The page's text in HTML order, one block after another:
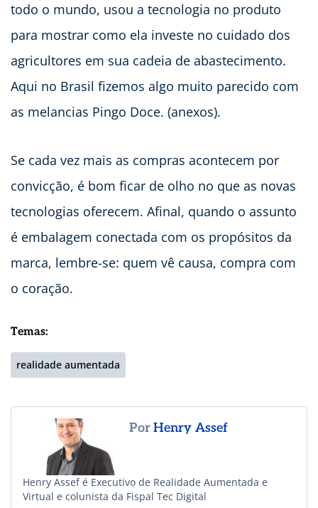
todo o mundo, usou a tecnologia no produto
para mostrar como ela investe no cuidado dos
agricultores em sua cadeia de abastecimento.
Aqui no Brasil fizemos algo muito parecido com
as melancias Pingo Doce. (anexos).
Se cada vez mais as compras acontecem por
convicção, é bom ficar de olho no que as novas
tecnologias oferecem. Afinal, quando o assunto
é embalagem conectada com os propósitos da
marca, lembre-se: quem vê causa, compra com
o coração.
Temas:
realidade aumentada
PorHenry Assef
Henry Assef é Executivo de Realidade Aumentada e
Virtual e colunista da Fispal Tec Digital